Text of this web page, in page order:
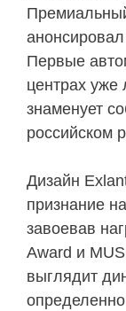
Первые
центрах уже
знаменует
российском
Дизайн
признание
завоевав
Award и
выглядит